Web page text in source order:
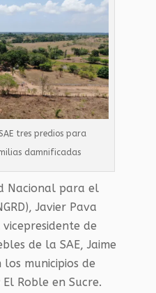
tres predios para
damnificadas
Nacional para el
Javier Pava
de
de la SAE, Jaime
municipios de
Roble en Sucre.